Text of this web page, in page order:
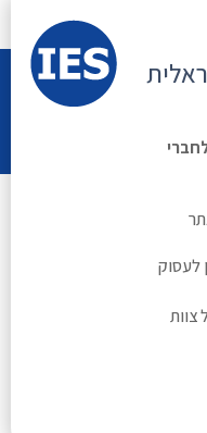
מפגשים קורס
מתקדם
מאיר ,
לעסוק
צוות